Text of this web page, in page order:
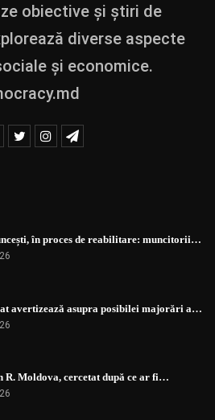
obiective și știri de
diverse aspecte
și economice.
în proces de reabilitare: muncitorii…
avertizează asupra posibilei majorări a…
R. Moldova, cercetat după ce ar fi…